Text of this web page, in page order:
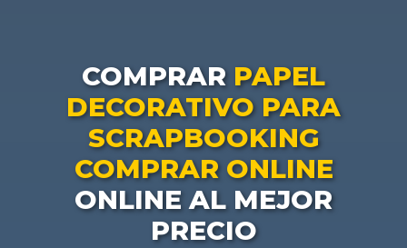
COMPRAR PAPEL
DECORATIVO PARA
SCRAPBOOKING
COMPRAR ONLINE
ONLINE AL MEJOR
PRECIO